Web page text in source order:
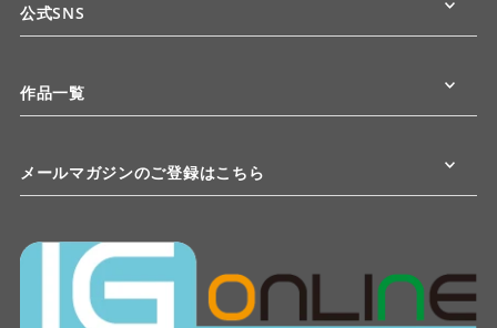
公式SNS
作品一覧
メールマガジンのご登録はこちら